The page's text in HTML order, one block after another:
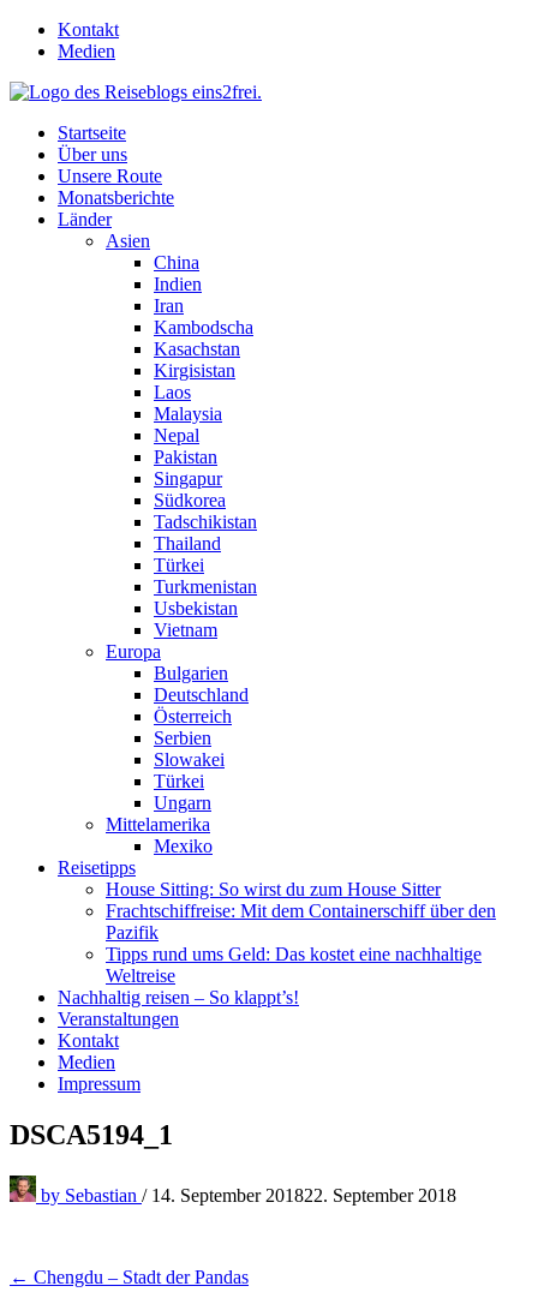
Skip
Kontakt
Medien
Startseite
Über uns
Unsere Route
Monatsberichte
Länder
Asien
China
Indien
Iran
Kambodscha
Kasachstan
Kirgisistan
Laos
Malaysia
Nepal
Pakistan
Singapur
Südkorea
Tadschikistan
Thailand
Türkei
Turkmenistan
Usbekistan
Vietnam
Europa
Bulgarien
Deutschland
Österreich
Serbien
Slowakei
Türkei
Ungarn
Mittelamerika
Mexiko
Reisetipps
House Sitting: So wirst du zum House Sitter
Frachtschiffreise: Mit dem Containerschiff über den
Pazifik
Tipps rund ums Geld: Das kostet eine nachhaltige
Weltreise
Nachhaltig reisen – So klappt’s!
Veranstaltungen
Kontakt
Medien
Impressum
DSCA5194_1
by Sebastian / 14. September 201822. September 2018
Beitragsnavigation
← Chengdu – Stadt der Pandas